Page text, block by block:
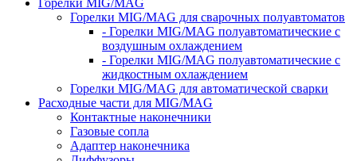
Горелки MIG/MAG
Горелки MIG/MAG для сварочных полуавтоматов
- Горелки MIG/MAG полуавтоматические с
воздушным охлаждением
- Горелки MIG/MAG полуавтоматические с
жидкостным охлаждением
Горелки MIG/MAG для автоматической сварки
Расходные части для MIG/MAG
Контактные наконечники
Газовые сопла
Адаптер наконечника